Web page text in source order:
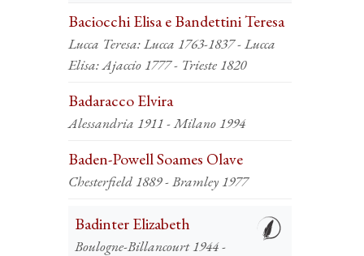
Baciocchi Elisa e Bandettini Teresa
Lucca Teresa: Lucca 1763-1837 - Lucca
Elisa: Ajaccio 1777 - Trieste 1820
Badaracco Elvira
Alessandria 1911 - Milano 1994
Baden-Powell Soames Olave
Chesterfield 1889 - Bramley 1977
Badinter Elizabeth
Boulogne-Billancourt 1944 -